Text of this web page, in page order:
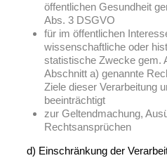
öffentlichen Gesundheit
Abs. 3 DSGVO
für im öffentlichen
wissenschaftliche oder
statistische Zwecke gem.
Abschnitt a) genannte
Ziele dieser Verarbeitung
beeinträchtigt
zur Geltendmachung,
Rechtsansprüchen
d) Einschränkung der